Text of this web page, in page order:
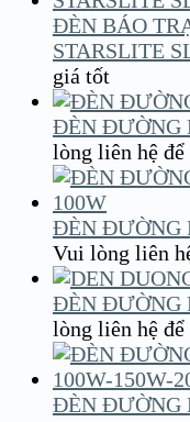
ĐÈN BÁO
STARSLITE
giá tốt
ĐÈN ĐƯỜNG
lòng liên hệ
ĐÈN ĐƯỜNG
Vui lòng liên
ĐÈN ĐƯỜNG
lòng liên hệ
ĐÈN ĐƯỜNG